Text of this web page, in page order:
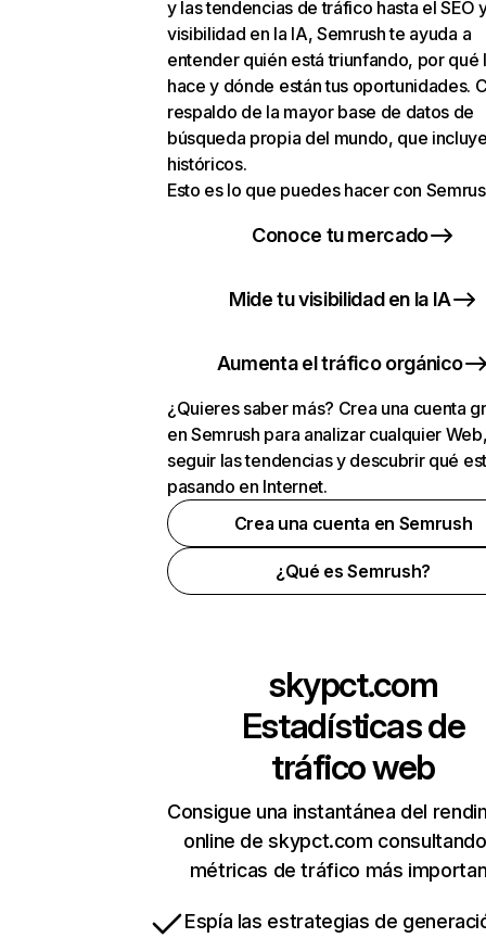
y las tendencias de tráfico hasta el SEO
visibilidad en la IA, Semrush te ayuda a
entender quién está triunfando, por qué
hace y dónde están tus oportunidades.
respaldo de la mayor base de datos de
búsqueda propia del mundo, que
históricos.
Esto es lo que puedes hacer con
Conoce tu mercado
Mide tu visibilidad en la IA
Aumenta el tráfico orgánico
¿Quieres saber más? Crea una cuenta
en Semrush para analizar cualquier
seguir las tendencias y descubrir qué
pasando en Internet.
Crea una cuenta en Semrush
¿Qué es Semrush?
skypct.com
Estadísticas de
tráfico web
Consigue una instantánea del
online de skypct.com
métricas de tráfico más
Espía las estrategias de